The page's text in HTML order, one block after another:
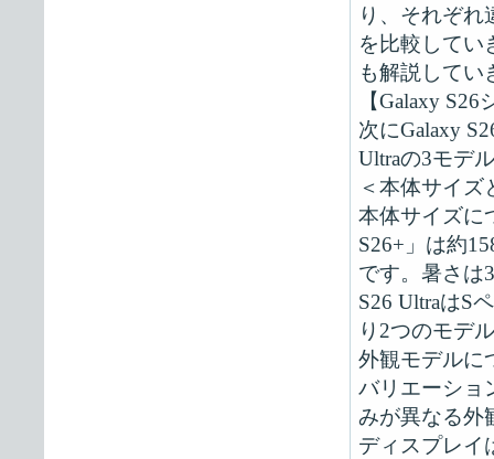
り、それぞれ
を比較してい
も解説してい
【Galaxy
次にGalaxy
Ultraの3モデ
＜本体サイズ
本体サイズに
S26+」は約
です。暑さは
S26 UltraはS
り2つのモデ
外観モデルに
バリエーショ
みが異なる外
ディスプレイ